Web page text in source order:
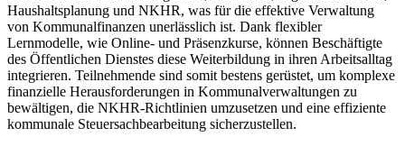
Haushaltsplanung und NKHR, was für die effektive Verwaltung
von Kommunalfinanzen unerlässlich ist. Dank flexibler
Lernmodelle, wie Online- und Präsenzkurse, können Beschäftigte
des Öffentlichen Dienstes diese Weiterbildung in ihren Arbeitsalltag
integrieren. Teilnehmende sind somit bestens gerüstet, um komplexe
finanzielle Herausforderungen in Kommunalverwaltungen zu
bewältigen, die NKHR-Richtlinien umzusetzen und eine effiziente
kommunale Steuersachbearbeitung sicherzustellen.